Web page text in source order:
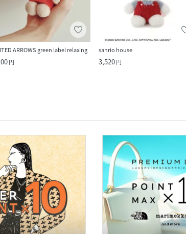
ARROWS green label relaxing
円
sanrio house
3,520円